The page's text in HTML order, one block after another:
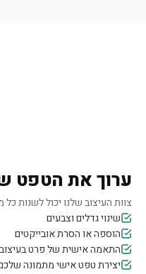
ערוך את הטפט
צוות העיצוב שלנו יכול לשנות כל
שינוי גדלים וצבעים
הוספה או הסרת אובייקטים
התאמה אישית של פרט בעיצוב
יצירת טפט אישי מתמונה